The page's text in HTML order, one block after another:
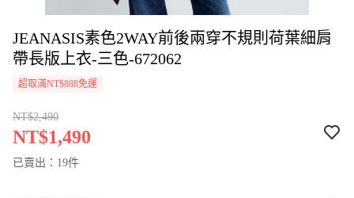
JEANASIS素色2WAY前後兩穿不規則荷葉細肩
帶長版上衣-三色-672062
超取滿NT$888免運
NT$2,490
NT$1,490
已賣出：19件